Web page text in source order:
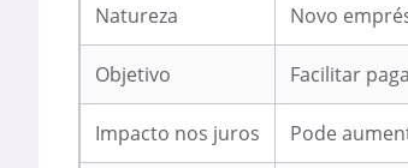
Natureza Novo
Objetivo Facilitar
Impacto nos juros Pode